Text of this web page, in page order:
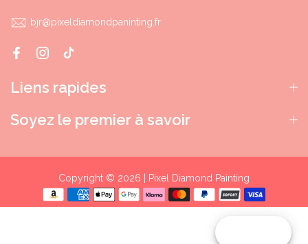
bjr@pixeldiamondpaninting.fr
Liens rapides
Soyez le premier à savoir
Copyright © 2026 | Pixel Diamond Painting